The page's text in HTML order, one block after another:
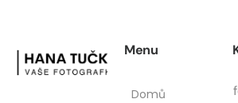
Menu
Domů